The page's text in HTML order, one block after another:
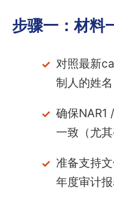
步骤一：材料
对照最新
制人的姓
确保NAR1
一致（尤其
准备支持
年度审计报